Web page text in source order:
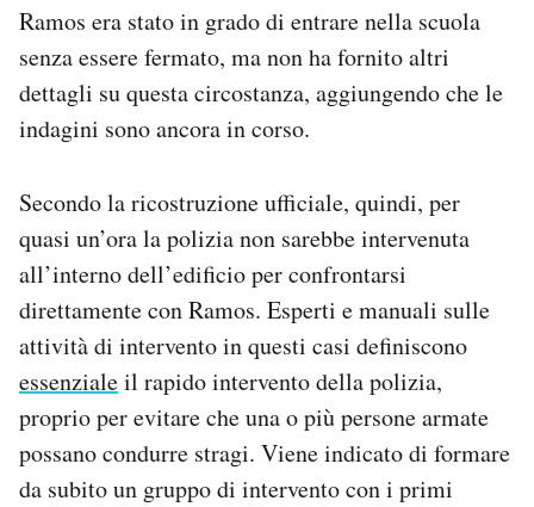
Ramos era stato in grado di entrare nella scuola
senza essere fermato, ma non ha fornito altri
dettagli su questa circostanza, aggiungendo che le
indagini sono ancora in corso.
Secondo la ricostruzione ufficiale, quindi, per
quasi un’ora la polizia non sarebbe intervenuta
all’interno dell’edificio per confrontarsi
direttamente con Ramos. Esperti e manuali sulle
attività di intervento in questi casi definiscono
essenzialeil rapido intervento della polizia,
proprio per evitare che una o più persone armate
possano condurre stragi. Viene indicato di formare
da subito un gruppo di intervento con i primi